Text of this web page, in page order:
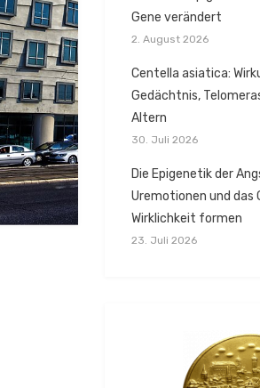
Gene verändert
2. August 2026
Centella asiatica:
Gedächtnis,
Altern
30. Juli 2026
Die Epigenetik der
Uremotionen und das
Wirklichkeit formen
23. Juli 2026